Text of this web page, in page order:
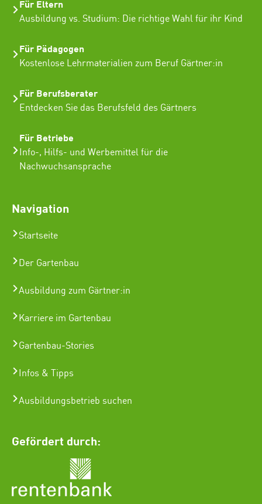
Für Eltern
Ausbildung vs. Studium: Die richtige Wahl für ihr Kind
Für Pädagogen
Kostenlose Lehrmaterialien zum Beruf Gärtner:in
Für Berufsberater
Entdecken Sie das Berufsfeld des Gärtners
Für Betriebe
Info-, Hilfs- und Werbemittel für die
Nachwuchsansprache
Navigation
Startseite
Der Gartenbau
Ausbildung zum Gärtner:in
Karriere im Gartenbau
Gartenbau-Stories
Infos & Tipps
Ausbildungsbetrieb suchen
Gefördert durch: